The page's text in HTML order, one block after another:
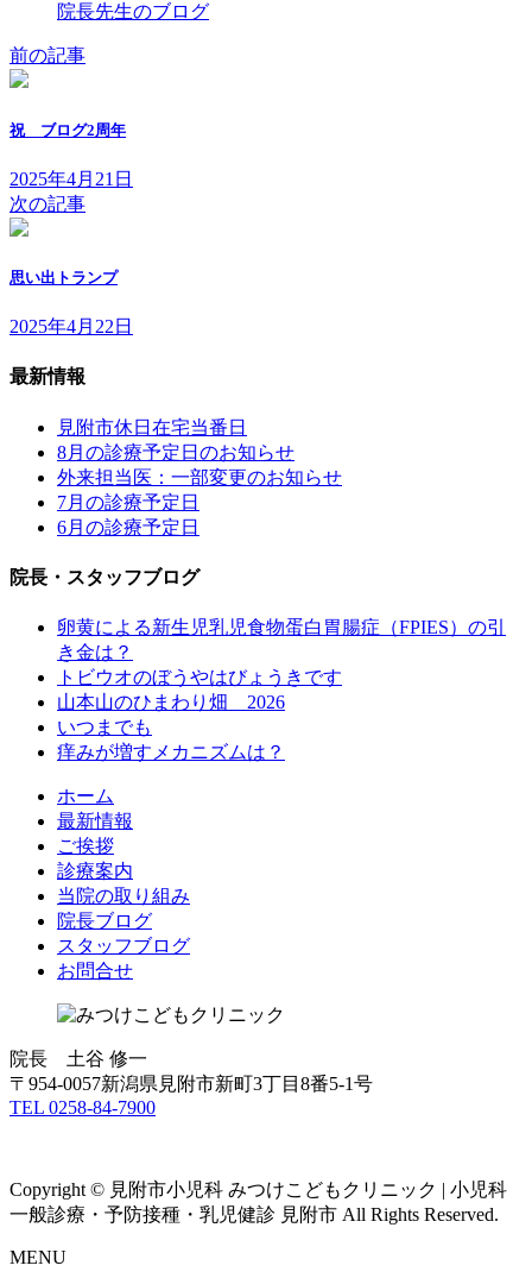
院長先生のブログ
前の記事
祝 ブログ2周年
2025年4月21日
次の記事
思い出トランプ
2025年4月22日
最新情報
見附市休日在宅当番日
8月の診療予定日のお知らせ
外来担当医：一部変更のお知らせ
7月の診療予定日
6月の診療予定日
院長・スタッフブログ
卵黄による新生児乳児食物蛋白胃腸症（FPIES）の引
き金は？
トビウオのぼうやはびょうきです
山本山のひまわり畑 2026
いつまでも
痒みが増すメカニズムは？
ホーム
最新情報
ご挨拶
診療案内
当院の取り組み
院長ブログ
スタッフブログ
お問合せ
院長 土谷 修一
〒954-0057新潟県見附市新町3丁目8番5-1号
TEL 0258-84-7900
Copyright © 見附市小児科 みつけこどもクリニック | 小児科
一般診療・予防接種・乳児健診 見附市 All Rights Reserved.
MENU